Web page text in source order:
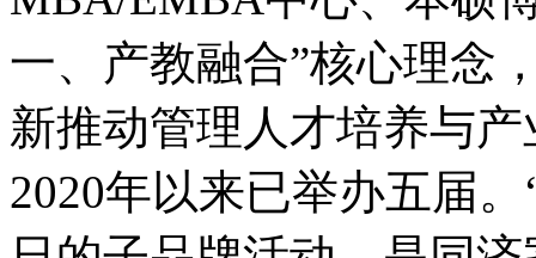
一、产教融合”核心理念
新推动管理人才培养与
2020年以来已举办五届